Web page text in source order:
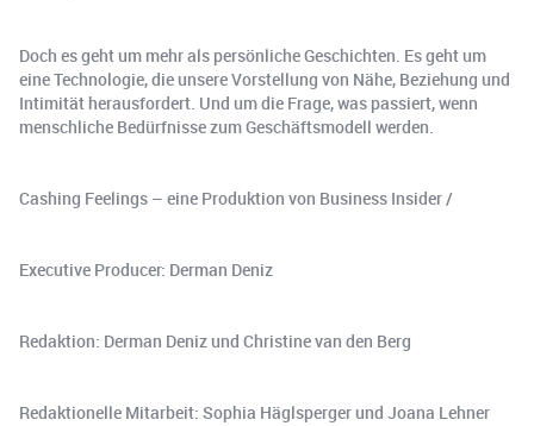
Doch es geht um mehr als persönliche Geschichten. Es geht um
eine Technologie, die unsere Vorstellung von Nähe, Beziehung und
Intimität herausfordert. Und um die Frage, was passiert, wenn
menschliche Bedürfnisse zum Geschäftsmodell werden.
Cashing Feelings – eine Produktion von Business Insider /
Executive Producer: Derman Deniz
Redaktion: Derman Deniz und Christine van den Berg
Redaktionelle Mitarbeit: Sophia Häglsperger und Joana Lehner